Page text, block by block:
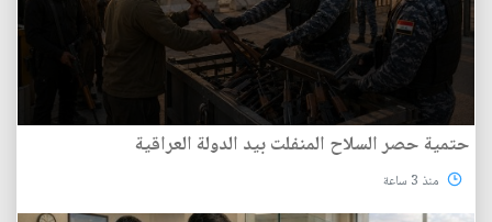
حتمية حصر السلاح المنفلت بيد الدولة العراقية
منذ 3 ساعة